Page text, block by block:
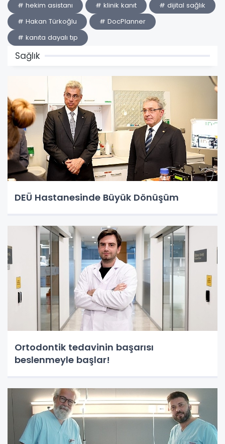
# hekim asistanı
# klinik kanıt
# dijital sağlık
# Hakan Türkoğlu
# DocPlanner
# kanıta dayalı tıp
Sağlık
DEÜ Hastanesinde Büyük Dönüşüm
Ortodontik tedavinin başarısı
beslenmeyle başlar!